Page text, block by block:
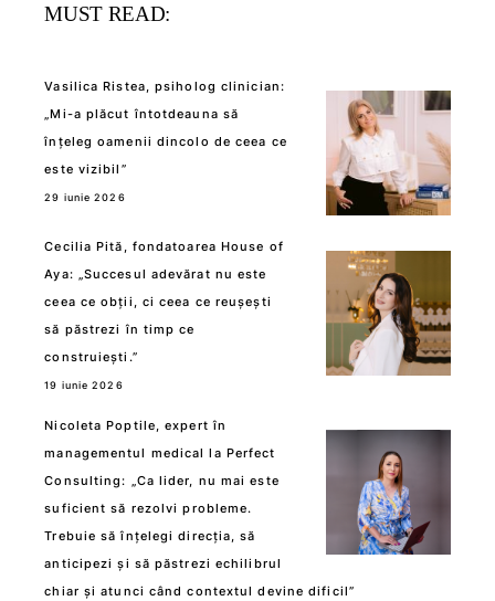
MUST READ:
Vasilica Ristea, psiholog clinician:
„Mi-a plăcut întotdeauna să
înțeleg oamenii dincolo de ceea ce
este vizibil”
29 iunie 2026
Cecilia Pită, fondatoarea House of
Aya: „Succesul adevărat nu este
ceea ce obții, ci ceea ce reușești
să păstrezi în timp ce
construiești.”
19 iunie 2026
Nicoleta Poptile, expert în
managementul medical la Perfect
Consulting: „Ca lider, nu mai este
suficient să rezolvi probleme.
Trebuie să înțelegi direcția, să
anticipezi și să păstrezi echilibrul
chiar și atunci când contextul devine dificil”